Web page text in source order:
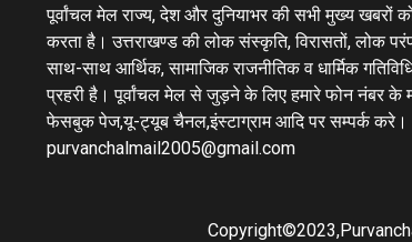
पूर्वांचल मेल राज्य, देश और दुनियाभर की सभी मुख्य खबरों
करता है। उत्तराखण्ड की लोक संस्कृति, विरासतों, लोक
साथ-साथ आर्थिक, सामाजिक राजनीतिक व धार्मिक
प्रहरी है। पूर्वांचल मेल से जुड़ने के लिए हमारे फोन नंबर के
फेसबुक पेज,यू-ट्यूब चैनल,इंस्टाग्राम आदि पर सम्पर्क करे।
purvanchalmail2005@gmail.com